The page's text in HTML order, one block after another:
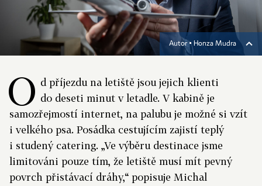
Autor ▪ Honza Mudra
O d příjezdu na letiště jsou jejich klienti
do deseti minut v letadle. V kabině je
samozřejmostí internet, na palubu je možné si vzít
i velkého psa. Posádka cestujícím zajistí teplý
i studený catering. „Ve výběru destinace jsme
limitováni pouze tím, že letiště musí mít pevný
povrch přistávací dráhy,“ popisuje Michal